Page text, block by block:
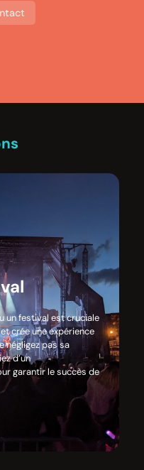
un festival est cruciale
crée une expérience
négligez pas sa
d’un
garantir le succès de